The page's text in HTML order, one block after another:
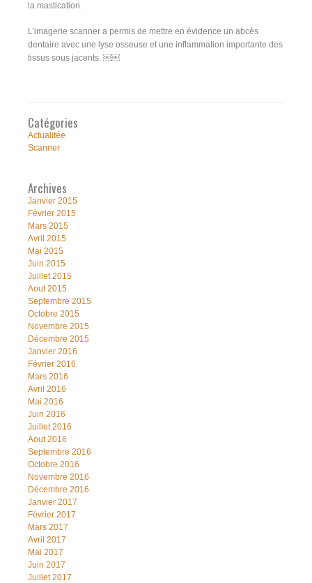
la mastication.
L’imagerie scanner a permis de mettre en évidence un abcès
dentaire avec une lyse osseuse et une inflammation importante des
tissus sous jacents. ￼￼
Catégories
Actualitée
Scanner
Archives
Janvier 2015
Février 2015
Mars 2015
Avril 2015
Mai 2015
Juin 2015
Juillet 2015
Aout 2015
Septembre 2015
Octobre 2015
Novembre 2015
Décembre 2015
Janvier 2016
Février 2016
Mars 2016
Avril 2016
Mai 2016
Juin 2016
Juillet 2016
Aout 2016
Septembre 2016
Octobre 2016
Novembre 2016
Décembre 2016
Janvier 2017
Février 2017
Mars 2017
Avril 2017
Mai 2017
Juin 2017
Juillet 2017